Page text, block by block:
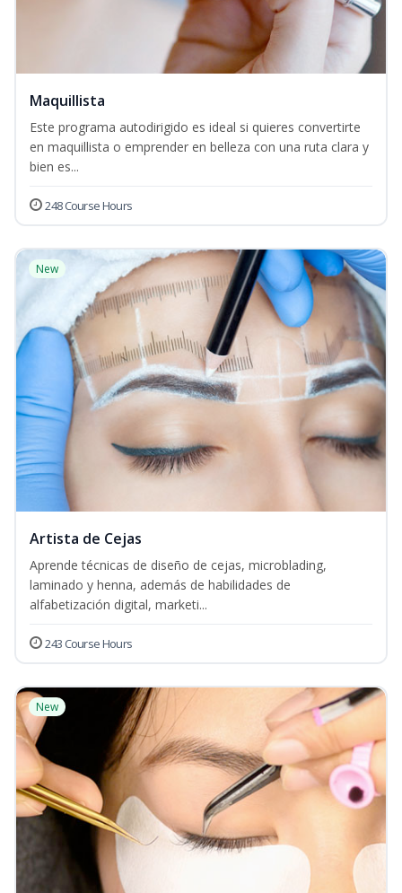
Maquillista
Este programa autodirigido es ideal si quieres convertirte
en maquillista o emprender en belleza con una ruta clara y
bien es...
248 Course Hours
New
Artista de Cejas
Aprende técnicas de diseño de cejas, microblading,
laminado y henna, además de habilidades de
alfabetización digital, marketi...
243 Course Hours
New